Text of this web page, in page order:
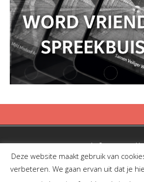
Copyright © 2019
Deze website maakt gebruik van
verbeteren. We gaan ervan uit dat je